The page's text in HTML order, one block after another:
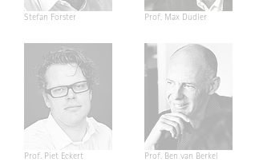
Stefan Forster Prof. Max Dudler
Prof. Piet Eckert Prof. Ben van Berkel